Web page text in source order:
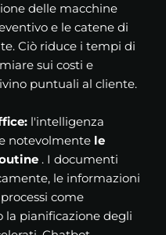
delle macchine
e le catene di
Ciò riduce i tempi di
sui costi e
puntuali al cliente.
l'intelligenza
notevolmente le
. I documenti
le informazioni
come
la pianificazione degli